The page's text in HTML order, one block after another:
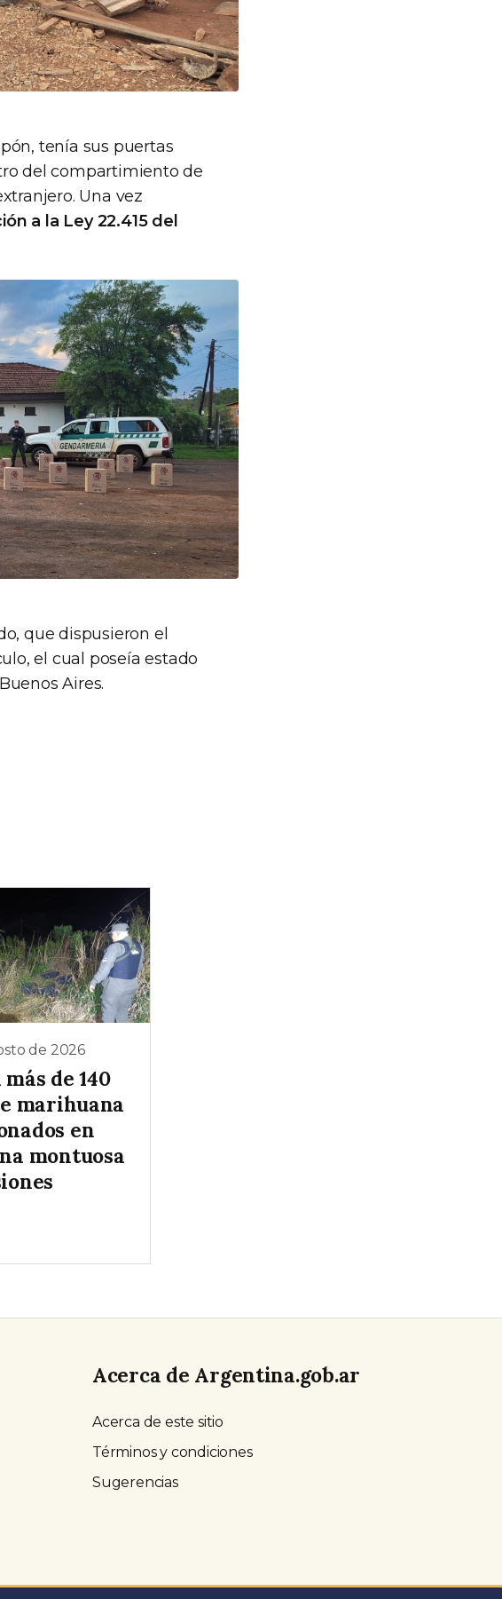
tenía sus puertas
del compartimiento de
Una vez
a la Ley 22.415 del
que dispusieron el
el cual poseía estado
Aires.
de 2026
de 140
marihuana
en
montuosa
Acerca de Argentina.gob.ar
Acerca de este sitio
Términos y condiciones
Sugerencias